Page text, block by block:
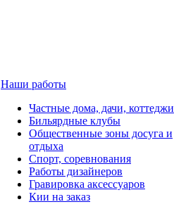
Наши работы
Частные дома, дачи, коттеджи
Бильярдные клубы
Общественные зоны досуга и
отдыха
Спорт, соревнования
Работы дизайнеров
Гравировка аксессуаров
Кии на заказ